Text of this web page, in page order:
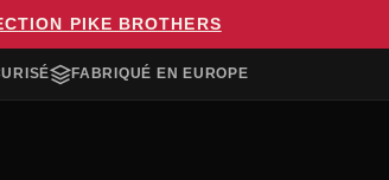
PIKE BROTHERS
FABRIQUÉ EN EUROPE